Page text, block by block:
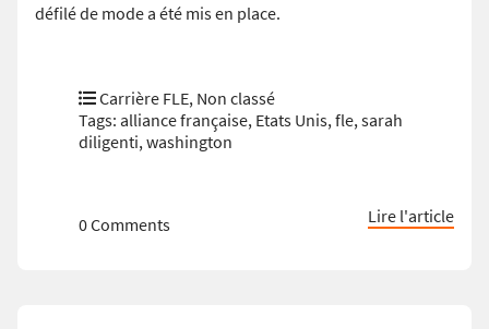
défilé de mode a été mis en place.
Carrière FLE, Non classé
Tags: alliance française, Etats Unis,fle,sarah
diligenti,washington
0 Comments Lire l'article